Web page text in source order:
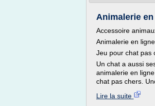
Animalerie
Accessoire
Animalerie en
Jeu pour chat pas
Un chat a aussi
animalerie en
chat pas chers.
Lire la suite